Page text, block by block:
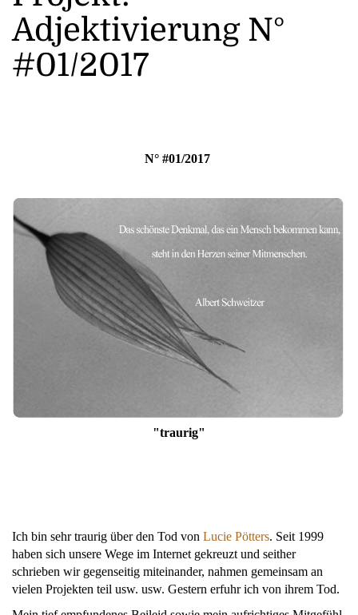
Adjektivierung N°
#01/2017
N° #01/2017
"traurig"
Ich bin sehr traurig über den Tod von Lucie Pötters. Seit 1999
haben sich unsere Wege im Internet gekreuzt und seither
schrieben wir gegenseitig miteinander, nahmen gemeinsam an
vielen Projekten teil usw. usw. Gestern erfuhr ich von ihrem Tod.